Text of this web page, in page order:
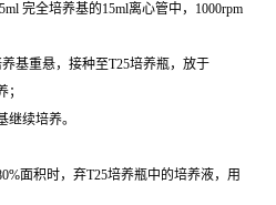
完全培养基的15ml离心管中，1000rpm
基重悬，接种至T25培养瓶，放于
续培养。
面积时，弃T25培养瓶中的培养液，用